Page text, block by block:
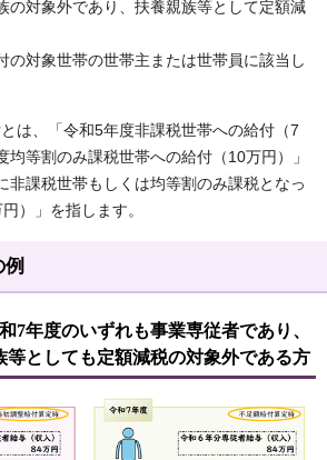
対象外であり、扶養親族等として定額減
対象世帯の世帯主または世帯員に該当し
は、「令和5年度非課税世帯への給付（7
均等割のみ課税世帯への給付（10万円）」
非課税世帯もしくは均等割のみ課税となっ
）」を指します。
7年度のいずれも事業専従者であり、
等としても定額減税の対象外である方